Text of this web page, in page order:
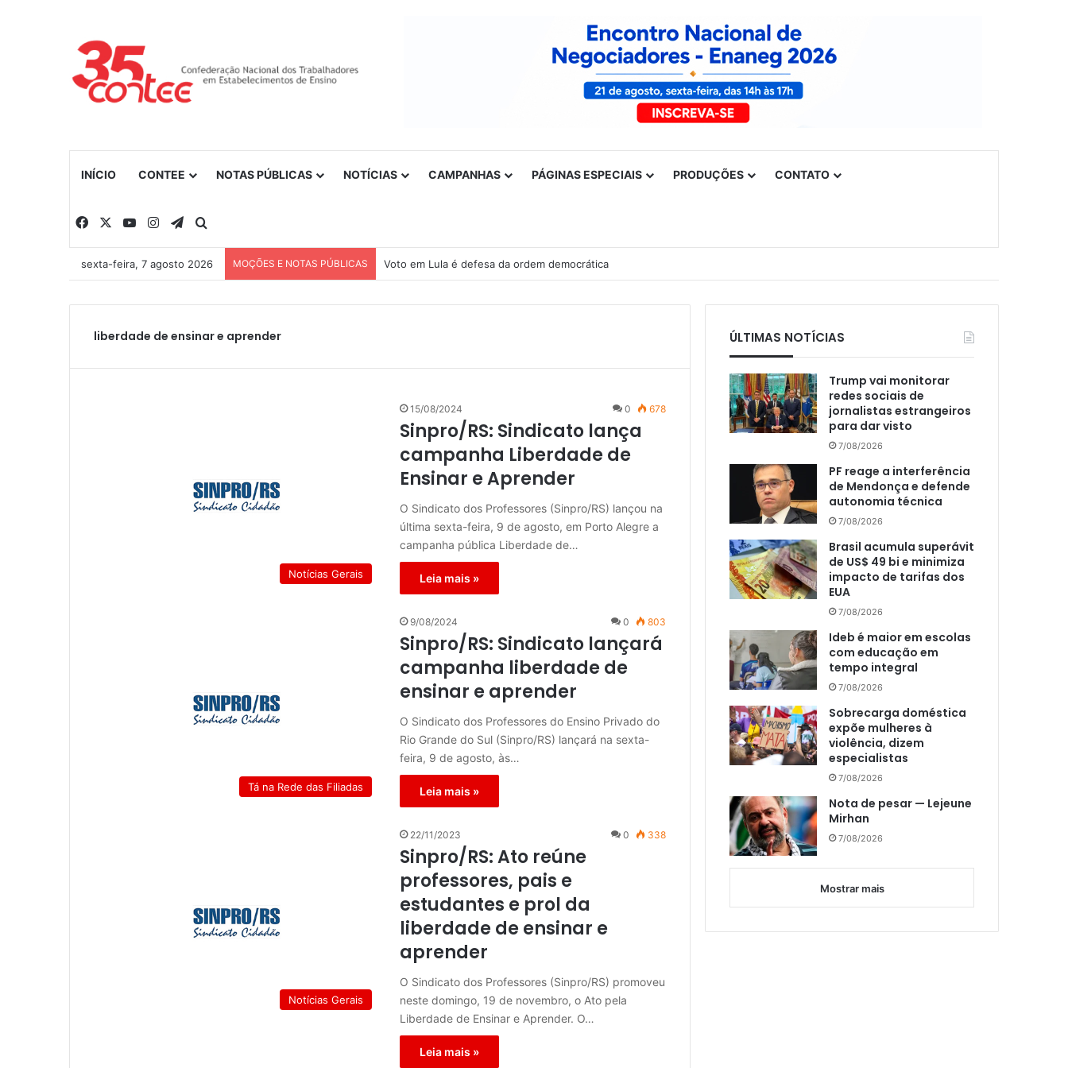
INÍCIO CONTEE NOTAS PÚBLICAS NOTÍCIAS CAMPANHAS PÁGINAS ESPECIAIS PRODUÇÕES CONTATO
Facebook YouTubeInstagramTelegram
sexta-feira, 7 agosto 2026 MOÇÕES E NOTAS PÚBLICAS Voto em Lula é defesa da ordem democrática
liberdade de ensinar e aprender
Notícias Gerais
15/08/2024 0 678
Sinpro/RS: Sindicato lança
campanha Liberdade de
Ensinar e Aprender
O Sindicato dos Professores (Sinpro/RS) lançou na
última sexta-feira, 9 de agosto, em Porto Alegre a
campanha pública Liberdade de…
Leia mais »
Tá na Rede das Filiadas
9/08/2024 0 803
Sinpro/RS: Sindicato lançará
campanha liberdade de
ensinar e aprender
O Sindicato dos Professores do Ensino Privado do
Rio Grande do Sul (Sinpro/RS) lançará na sexta-
feira, 9 de agosto, às…
Leia mais »
Notícias Gerais
22/11/2023 0 338
Sinpro/RS: Ato reúne
professores, pais e
estudantes e prol da
liberdade de ensinar e
aprender
O Sindicato dos Professores (Sinpro/RS) promoveu
neste domingo, 19 de novembro, o Ato pela
Liberdade de Ensinar e Aprender. O…
Leia mais »
ÚLTIMAS NOTÍCIAS
Trump vai monitorar
redes sociais de
jornalistas estrangeiros
para dar visto
7/08/2026
PF reage a interferência
de Mendonça e defende
autonomia técnica
7/08/2026
Brasil acumula superávit
de US$ 49 bi e minimiza
impacto de tarifas dos
EUA
7/08/2026
Ideb é maior em escolas
com educação em
tempo integral
7/08/2026
Sobrecarga doméstica
expõe mulheres à
violência, dizem
especialistas
7/08/2026
Nota de pesar — Lejeune
Mirhan
7/08/2026
Mostrar mais